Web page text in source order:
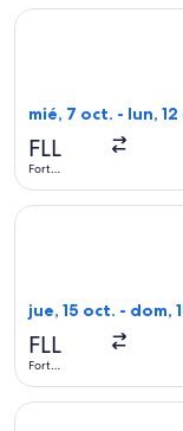
mié, 7 oct. - lun,
FLL
Fort
Seleccionar vuelo
jue, 15 oct. - dom,
FLL
Fort
Seleccionar vuelo
Seleccionar vuelo